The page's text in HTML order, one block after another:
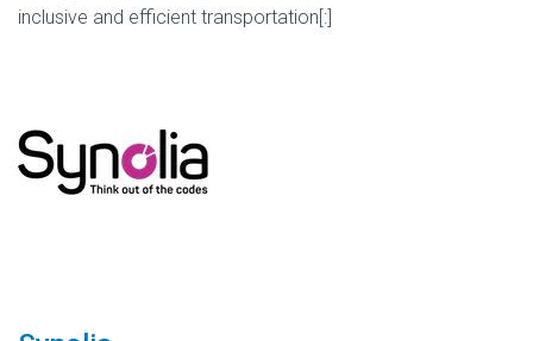
inclusive and efficient transportation[:]